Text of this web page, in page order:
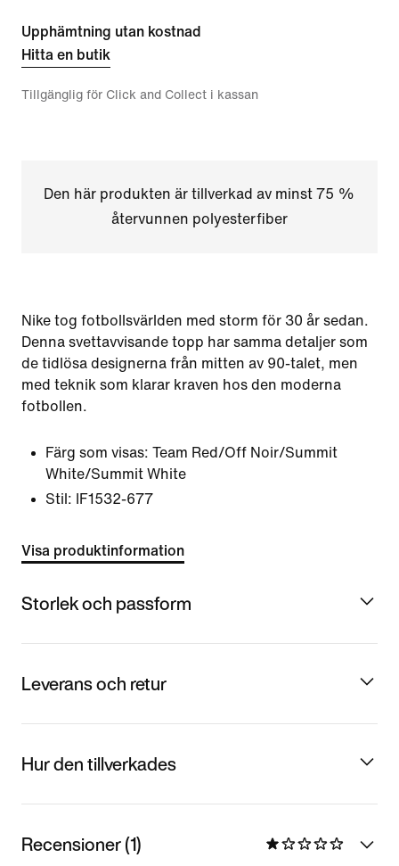
Upphämtning utan kostnad
Hitta en butik
Tillgänglig för Click and Collect i kassan
Den här produkten är tillverkad av minst 75 %
återvunnen polyesterfiber
Nike tog fotbollsvärlden med storm för 30 år sedan.
Denna svettavvisande topp har samma detaljer som
de tidlösa designerna från mitten av 90-talet, men
med teknik som klarar kraven hos den moderna
fotbollen.
Färg som visas: Team Red/Off Noir/Summit
White/Summit White
Stil:
IF1532-677
Visa produktinformation
Storlek och passform
Leverans och retur
Hur den tillverkades
Recensioner (1)